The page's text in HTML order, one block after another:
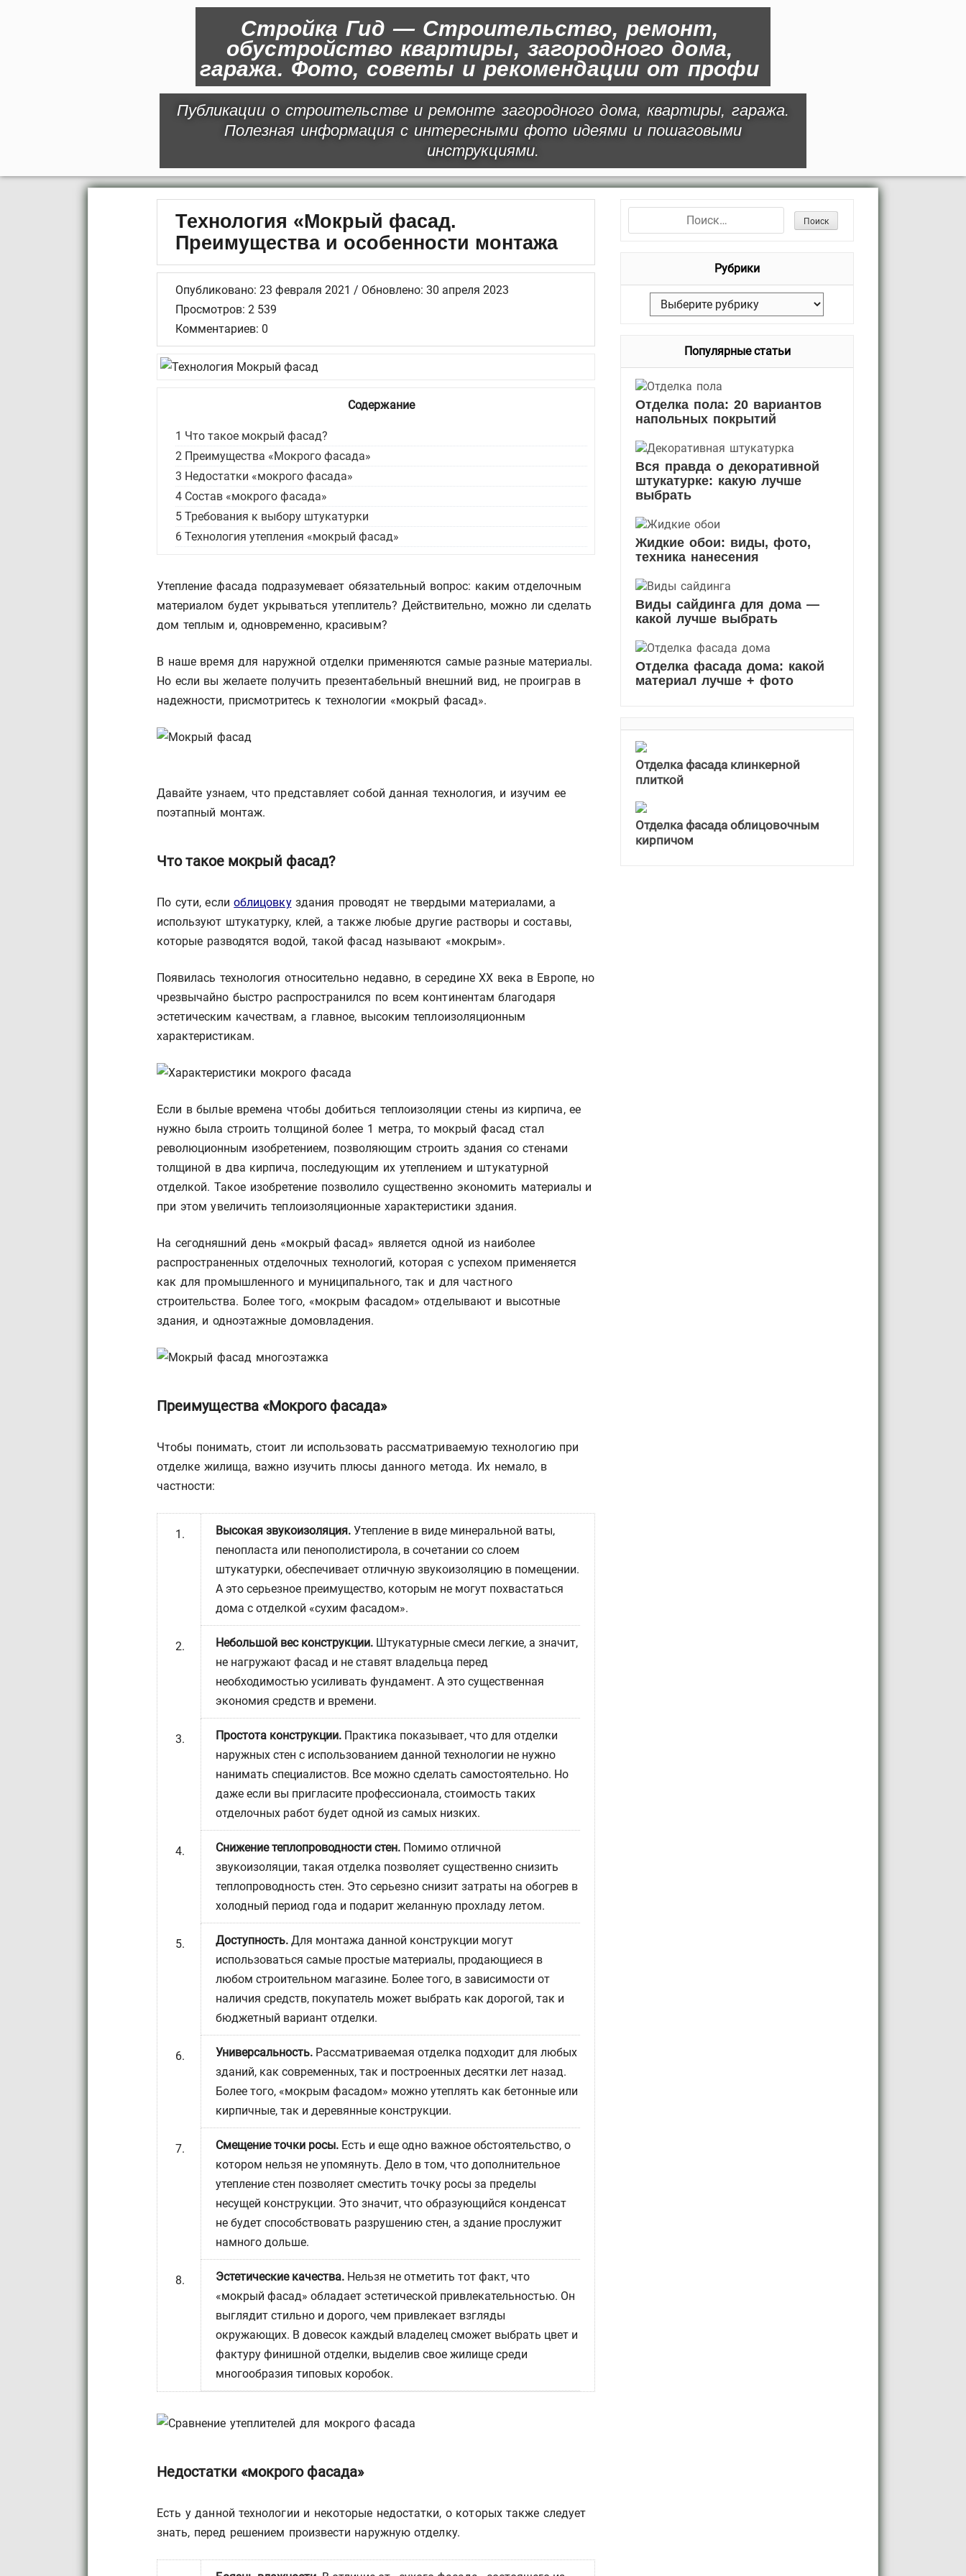
Стройка Гид — Строительство, ремонт,
обустройство квартиры, загородного дома,
гаража. Фото, советы и рекомендации от профи
Публикации о строительстве и ремонте загородного дома, квартиры, гаража.
Полезная информация с интересными фото идеями и пошаговыми
инструкциями.
Технология «Мокрый фасад.
Преимущества и особенности монтажа
Опубликовано: 23 февраля 2021 / Обновлено: 30 апреля 2023
Просмотров: 2 539
Комментариев: 0
Содержание
1 Что такое мокрый фасад?
2 Преимущества «Мокрого фасада»
3 Недостатки «мокрого фасада»
4 Состав «мокрого фасада»
5 Требования к выбору штукатурки
6 Технология утепления «мокрый фасад»
Утепление фасада подразумевает обязательный вопрос: каким отделочным
материалом будет укрываться утеплитель? Действительно, можно ли сделать
дом теплым и, одновременно, красивым?
В наше время для наружной отделки применяются самые разные материалы.
Но если вы желаете получить презентабельный внешний вид, не проиграв в
надежности, присмотритесь к технологии «мокрый фасад».
Давайте узнаем, что представляет собой данная технология, и изучим ее
поэтапный монтаж.
Что такое мокрый фасад?
По сути, еслиоблицовкуздания проводят не твердыми материалами, а
используют штукатурку, клей, а также любые другие растворы и составы,
которые разводятся водой, такой фасад называют «мокрым».
Появилась технология относительно недавно, в середине XX века в Европе, но
чрезвычайно быстро распространился по всем континентам благодаря
эстетическим качествам, а главное, высоким теплоизоляционным
характеристикам.
Если в былые времена чтобы добиться теплоизоляции стены из кирпича, ее
нужно была строить толщиной более 1 метра, то мокрый фасад стал
революционным изобретением, позволяющим строить здания со стенами
толщиной в два кирпича, последующим их утеплением и штукатурной
отделкой. Такое изобретение позволило существенно экономить материалы и
при этом увеличить теплоизоляционные характеристики здания.
На сегодняшний день «мокрый фасад» является одной из наиболее
распространенных отделочных технологий, которая с успехом применяется
как для промышленного и муниципального, так и для частного
строительства. Более того, «мокрым фасадом» отделывают и высотные
здания, и одноэтажные домовладения.
Преимущества «Мокрого фасада»
Чтобы понимать, стоит ли использовать рассматриваемую технологию при
отделке жилища, важно изучить плюсы данного метода. Их немало, в
частности:
Высокая звукоизоляция. Утепление в виде минеральной ваты,
пенопласта или пенополистирола, в сочетании со слоем
штукатурки, обеспечивает отличную звукоизоляцию в помещении.
А это серьезное преимущество, которым не могут похвастаться
дома с отделкой «сухим фасадом».
Небольшой вес конструкции. Штукатурные смеси легкие, а значит,
не нагружают фасад и не ставят владельца перед
необходимостью усиливать фундамент. А это существенная
экономия средств и времени.
Простота конструкции. Практика показывает, что для отделки
наружных стен с использованием данной технологии не нужно
нанимать специалистов. Все можно сделать самостоятельно. Но
даже если вы пригласите профессионала, стоимость таких
отделочных работ будет одной из самых низких.
Снижение теплопроводности стен. Помимо отличной
звукоизоляции, такая отделка позволяет существенно снизить
теплопроводность стен. Это серьезно снизит затраты на обогрев в
холодный период года и подарит желанную прохладу летом.
Доступность. Для монтажа данной конструкции могут
использоваться самые простые материалы, продающиеся в
любом строительном магазине. Более того, в зависимости от
наличия средств, покупатель может выбрать как дорогой, так и
бюджетный вариант отделки.
Универсальность. Рассматриваемая отделка подходит для любых
зданий, как современных, так и построенных десятки лет назад.
Более того, «мокрым фасадом» можно утеплять как бетонные или
кирпичные, так и деревянные конструкции.
Смещение точки росы. Есть и еще одно важное обстоятельство, о
котором нельзя не упомянуть. Дело в том, что дополнительное
утепление стен позволяет сместить точку росы за пределы
несущей конструкции. Это значит, что образующийся конденсат
не будет способствовать разрушению стен, а здание прослужит
намного дольше.
Эстетические качества. Нельзя не отметить тот факт, что
«мокрый фасад» обладает эстетической привлекательностью. Он
выглядит стильно и дорого, чем привлекает взгляды
окружающих. В довесок каждый владелец сможет выбрать цвет и
фактуру финишной отделки, выделив свое жилище среди
многообразия типовых коробок.
Недостатки «мокрого фасада»
Есть у данной технологии и некоторые недостатки, о которых также следует
знать, перед решением произвести наружную отделку.
а
Рубрики
Популярные статьи
Отделка пола: 20 вариантов
напольных покрытий
Вся правда о декоративной
штукатурке: какую лучше
выбрать
Жидкие обои: виды, фото,
техника нанесения
Виды сайдинга для дома —
какой лучше выбрать
Отделка фасада дома: какой
материал лучше + фото
Отделка фасада клинкерной
плиткой
Отделка фасада облицовочным
кирпичом